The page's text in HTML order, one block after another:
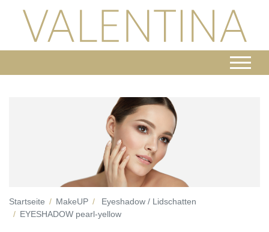
Startseite MakeUP
Eyeshadow / Lidschatten
EYESHADOW pearl-yellow